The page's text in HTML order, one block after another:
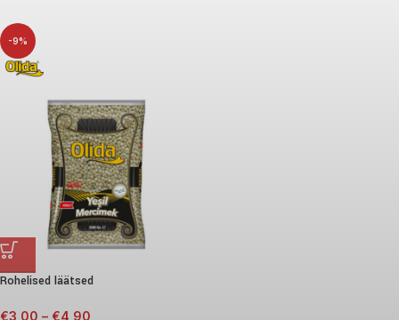
-9%
Rohelised läätsed
€3,00 – €4,90